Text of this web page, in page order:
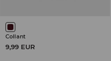
Collant
9,99 EUR